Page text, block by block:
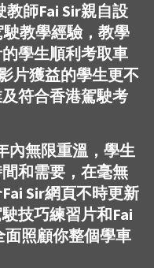
教師Fai Sir親自設
教學經驗，教學
學生順利考取車
片獲益的學生更不
符合香港駕駛考
內無限重溫，學生
和需要，在毫無
Sir網頁不時更新
技巧練習片和Fai
照顧你整個學車